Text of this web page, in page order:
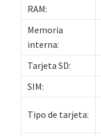
RAM:
Memoria
interna:
Tarjeta SD:
SIM:
Tipo de tarjeta: